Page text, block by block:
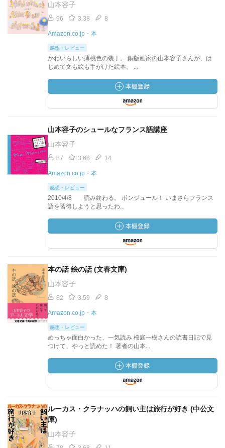
山本容子
96 3.38 8
Amazon.co.jp・本
感想・レビュー
かわいらしい薄桃色の装丁。 銅版画家の山本容子さんが、は
じめて文も絵も手がけた絵本。 ...
山本容子のシュールなフランス語講座
山本容子
87 3.68 14
Amazon.co.jp・本
感想・レビュー
2010/4/8 読み終わる。 ボンジュール！ いまさらフランス
語を習得しようと思ったわ...
本の話 絵の話 (文春文庫)
山本容子
82 3.59 8
Amazon.co.jp・本
感想・レビュー
めっちゃ面白かった、一気読み 桜庭一樹さんの読書日記で見
つけて、やっと読めた！ 著者の山本...
ルーカス・クラナッハの飼い主は旅行が好き (中公文
庫)
山本容子